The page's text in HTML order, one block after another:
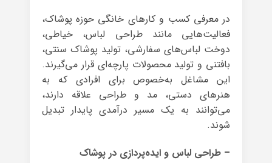
در معرفی کسب و کارهای خانگی حوزه پوشاک،
فعالیت‌هایی مانند طراحی لباس، خیاطی،
دوخت لباس‌های سفارشی، تولید پوشاک سنتی،
بافتنی و تولید محصولات پارچه‌ای قرار می‌گیرند.
این مشاغل به‌خصوص برای افرادی که به
هنرهای دستی، مد و طراحی علاقه دارند،
می‌توانند به یک مسیر درآمدی پایدار تبدیل
شوند.
– طراحی لباس و ایده‌پردازی در پوشاک